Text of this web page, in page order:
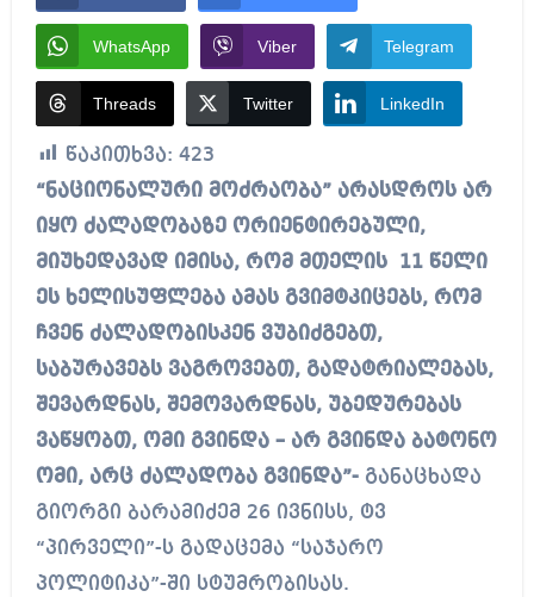
WhatsApp Viber Telegram
Threads Twitter LinkedIn
წაკითხვა: 423
“ნაციონალური მოძრაობა” არასდროს არ
იყო ძალადობაზე ორიენტირებული,
მიუხედავად იმისა, რომ მთელის 11 წელი
ეს ხელისუფლება ამას გვიმტკიცებს, რომ
ჩვენ ძალადობისკენ ვუბიძგებთ,
საბურავებს ვაგროვებთ, გადატრიალებას,
შევარდნას, შემოვარდნას, უბედურებას
ვაწყობთ, ომი გვინდა – არ გვინდა ბატონო
ომი, არც ძალადობა გვინდა”-განაცხადა
გიორგი ბარამიძემ 26 ივნისს, ტვ
“პირველი”-ს გადაცემა “საჯარო
პოლიტიკა”-ში სტუმრობისას.